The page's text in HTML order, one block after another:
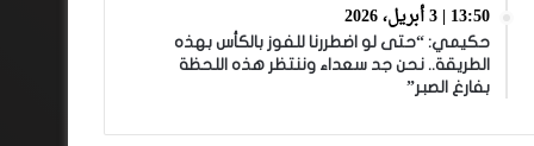
13:50 | 3 أبريل، 2026
حكيمي: “حتى لو اضطررنا للفوز بالكأس بهذه
الطريقة.. نحن جد سعداء وننتظر هذه اللحظة
بفارغ الصبر”